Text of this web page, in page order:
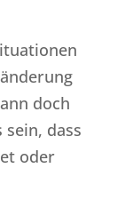
doch
dass
oder